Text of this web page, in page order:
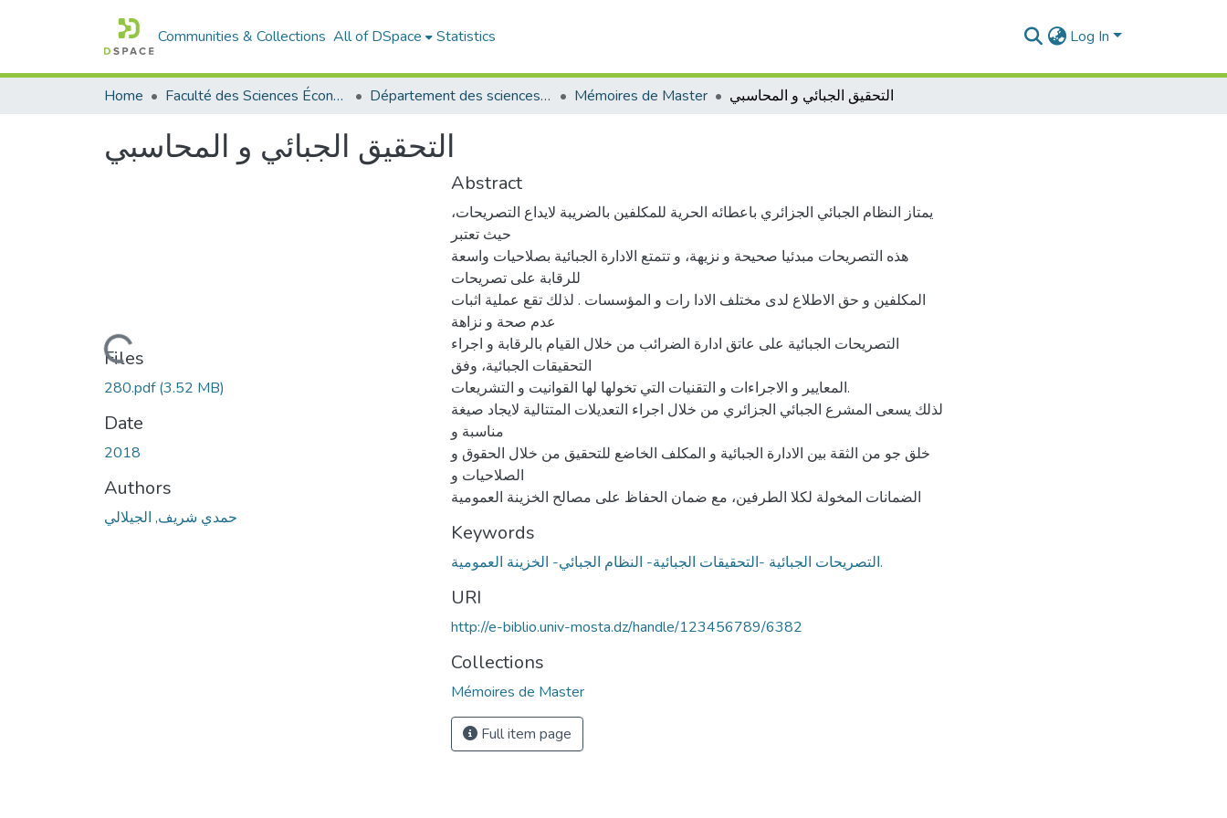
Communities & Collections All of DSpace Statistics Log In
Home Faculté des Sciences Économiques Commerciales et des Sciences de Gestion Département des sciences commerciales Mémoires de Master التحقيق الجبائي و المحاسبي
التحقيق الجبائي و المحاسبي
Loading...
Files
280.pdf(3.52 MB)
Date
2018
Authors
حمدي شريف, الجيلالي
Abstract
يمتاز النظام الجبائي الجزائري باعطائه الحرية للمكلفين بالضريبة لايداع التصريحات،
حيث تعتبر
هذه التصريحات مبدئيا صحيحة و نزيهة، و تتمتع الادارة الجبائية بصلاحيات واسعة
للرقابة على تصريحات
المكلفين و حق الاطلاع لدى مختلف الادا رات و المؤسسات . لذلك تقع عملية اثبات
عدم صحة و نزاهة
التصريحات الجبائية على عاتق ادارة الضرائب من خلال القيام بالرقابة و اجراء
التحقيقات الجبائية، وفق
المعايير و الاجراءات و التقنيات التي تخولها لها القوانيت و التشريعات.
لذلك يسعى المشرع الجبائي الجزائري من خلال اجراء التعديلات المتتالية لايجاد صيغة
مناسبة و
خلق جو من الثقة بين الادارة الجبائية و المكلف الخاضع للتحقيق من خلال الحقوق و
الصلاحيات و
الضمانات المخولة لكلا الطرفين، مع ضمان الحفاظ على مصالح الخزينة العمومية
Keywords
التصريحات الجبائية -التحقيقات الجبائية- النظام الجبائي- الخزينة العمومية.
URI
http://e-biblio.univ-mosta.dz/handle/123456789/6382
Collections
Mémoires de Master
Full item page